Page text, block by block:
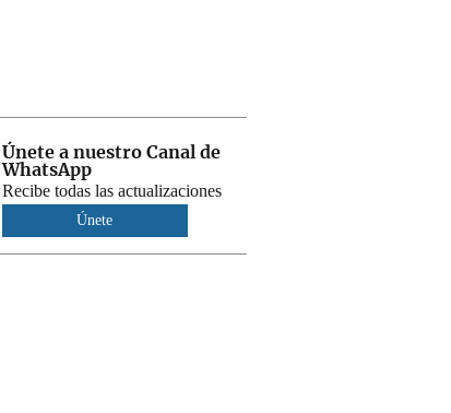
Únete a nuestro Canal de
WhatsApp
Recibe todas las actualizaciones
Únete